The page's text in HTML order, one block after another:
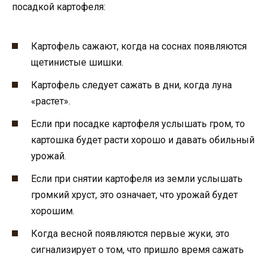
посадкой картофеля:
Картофель сажают, когда на соснах появляются
щетинистые шишки.
Картофель следует сажать в дни, когда луна
«растет».
Если при посадке картофеля услышать гром, то
картошка будет расти хорошо и давать обильный
урожай.
Если при снятии картофеля из земли услышать
громкий хруст, это означает, что урожай будет
хорошим.
Когда весной появляются первые жуки, это
сигнализирует о том, что пришло время сажать